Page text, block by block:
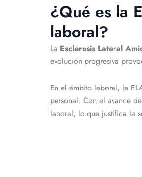
¿Qué es la
laboral?
La Esclerosis Lateral
evolución progresiva
En el ámbito laboral, la
personal. Con el avance
laboral, lo que justifica la